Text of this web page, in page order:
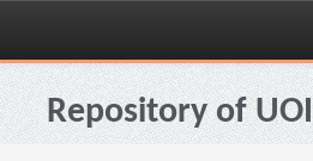
Skip
navigationRepository of